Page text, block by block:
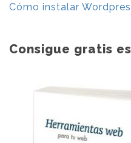
Cómo instalar
Consigue gratis